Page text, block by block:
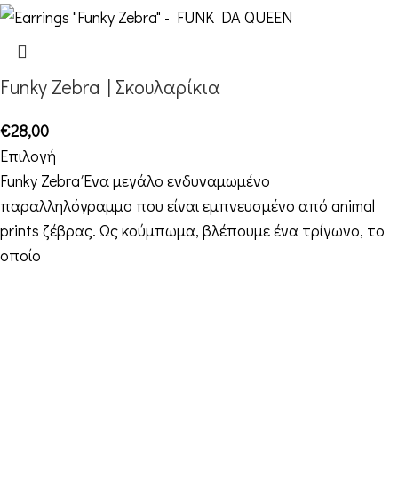
Funky Zebra | Σκουλαρίκια
€28,00
Επιλογή
Funky Zebra Ένα μεγάλο ενδυναμωμένο
παραλληλόγραμμο που είναι εμπνευσμένο από animal
prints ζέβρας. Ως κούμπωμα, βλέπουμε ένα τρίγωνο, το
οποίο